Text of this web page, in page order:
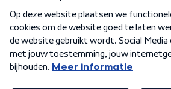
Algemene voorwaarden Privacybeleid